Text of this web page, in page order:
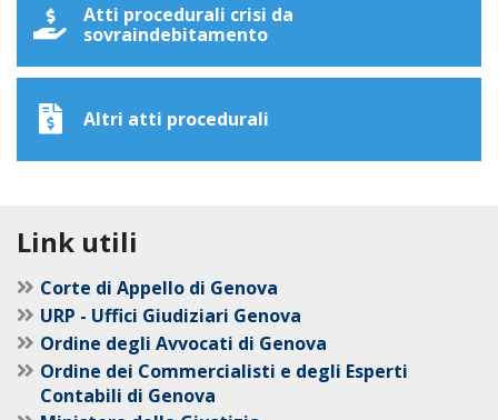
Atti procedurali crisi da
sovraindebitamento
Altri atti procedurali
Link utili
Corte di Appello di Genova
URP - Uffici Giudiziari Genova
Ordine degli Avvocati di Genova
Ordine dei Commercialisti e degli Esperti
Contabili di Genova